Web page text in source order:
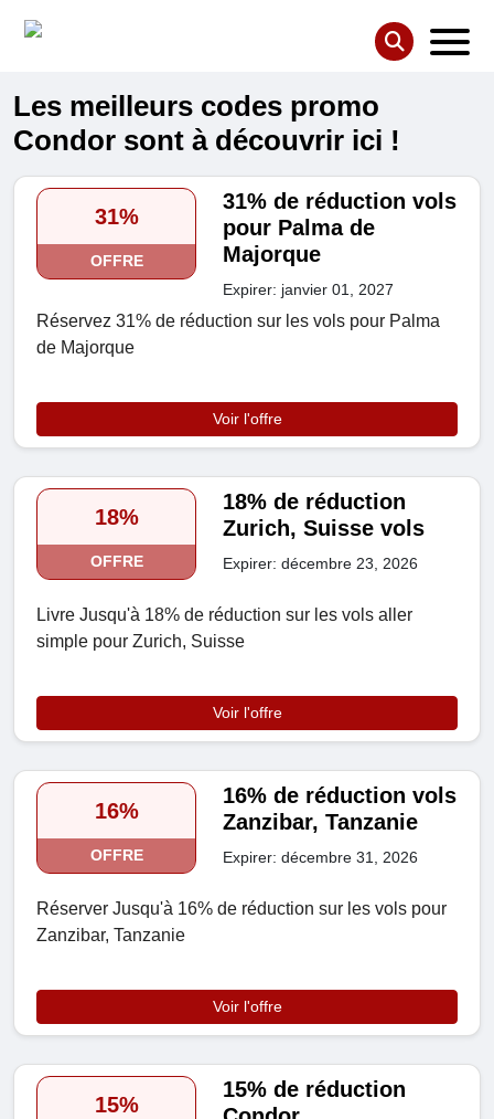
Les meilleurs codes promo
Condor sont à découvrir ici !
31%
OFFRE
31% de réduction vols
pour Palma de
Majorque
Expirer: janvier 01, 2027
Réservez 31% de réduction sur les vols pour Palma
de Majorque
Voir l'offre
18%
OFFRE
18% de réduction
Zurich, Suisse vols
Expirer: décembre 23, 2026
Livre Jusqu'à 18% de réduction sur les vols aller
simple pour Zurich, Suisse
Voir l'offre
16%
OFFRE
16% de réduction vols
Zanzibar, Tanzanie
Expirer: décembre 31, 2026
Réserver Jusqu'à 16% de réduction sur les vols pour
Zanzibar, Tanzanie
Voir l'offre
15%
15% de réduction